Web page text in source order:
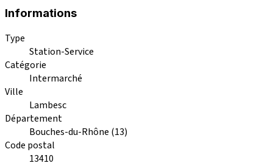
Informations
Type
Station-Service
Catégorie
Intermarché
Ville
Lambesc
Département
Bouches-du-Rhône (13)
Code postal
13410